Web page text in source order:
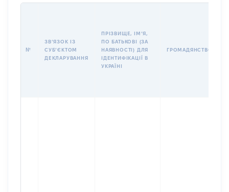
№
ЗВʼЯЗОК ІЗ
СУБʼЄКТОМ
ДЕКЛАРУВАННЯ
ПРІЗВИЩЕ, ІМʼЯ,
ПО БАТЬКОВІ (ЗА
НАЯВНОСТІ) ДЛЯ
ІДЕНТИФІКАЦІЇ В
УКРАЇНІ
ГРОМАДЯНСТВО